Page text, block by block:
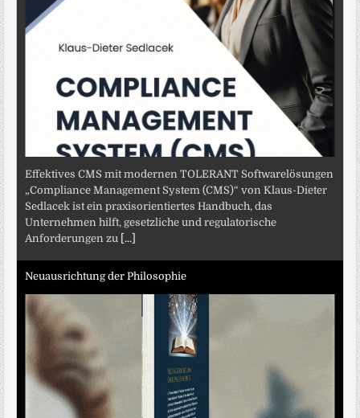
Effektives CMS mit modernen TOLERANT Softwarelösungen
„Compliance Management System (CMS)“ von Klaus-Dieter
Sedlacek ist ein praxisorientiertes Handbuch, das
Unternehmen hilft, gesetzliche und regulatorische
Anforderungen zu [...]
Neuausrichtung der Philosophie